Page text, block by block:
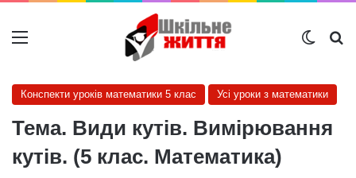
Меню
Конспекти уроків математики 5 клас Усі уроки з математики
Тема. Види кутів. Вимірювання
кутів. (5 клас. Математика)